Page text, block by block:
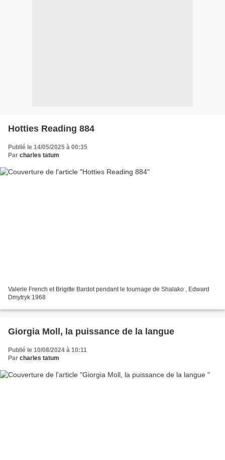
Hotties Reading 884
Publié le 14/05/2025 à 00:35
Par charles tatum
Valerie French et Brigitte Bardot pendant le tournage de Shalako , Edward
Dmytryk 1968
Giorgia Moll, la puissance de la langue
Publié le 10/08/2024 à 10:11
Par charles tatum